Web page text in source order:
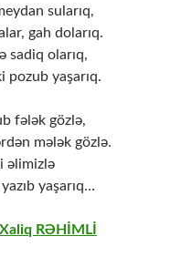
sularıq,
gah dolarıq.
sadiq olarıq,
pozub yaşarıq.
fələk gözlə,
mələk gözlə.
əlimizlə
yaşarıq…
Xaliq RƏHİMLİ